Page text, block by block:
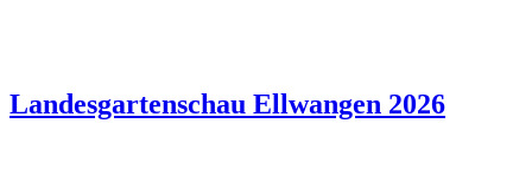
Landesgartenschau Ellwangen 2026